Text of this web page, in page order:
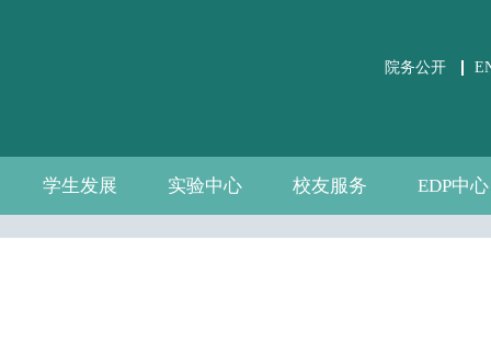
院务公开
学生发展
学生事务
党团建设
课外培养
职业发展
实验中心
关于实验中心
通知公告
规章制度
数据资源
虚仿实验平台
自建资源
公共微观数据
相关文件下载
校友服务
分会介绍
校友活动
校友风采
EDP中心
中心介绍
新闻通告
师资团队
联系我们